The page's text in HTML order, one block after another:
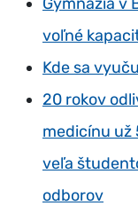
voľné
Kde sa
20 rokov
medicínu už
veľa
odborov